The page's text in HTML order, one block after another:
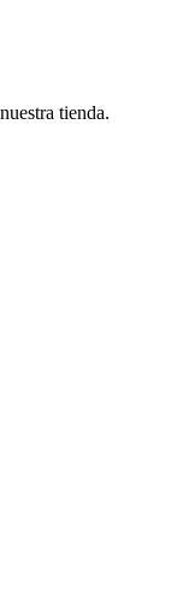
tienda.